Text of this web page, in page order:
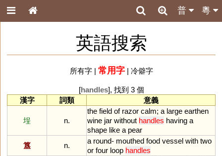
粵
普
英語搜索
所有字| 常用字| 冷僻字
[handles], 找到 3 個
漢字
詞類 意義
埕 n.
the field of razor calm; a large earthen
wine jar without handles having a
shape like a pear
簋
n.
a round- mouthed food vessel with two
or four loop handles